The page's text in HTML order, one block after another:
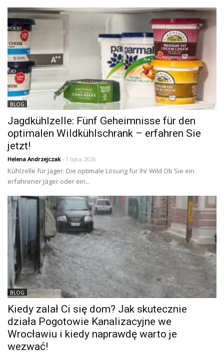
BLOG
Jagdkühlzelle: Fünf Geheimnisse für den
optimalen Wildkühlschrank – erfahren Sie
jetzt!
Helena Andrzejczak- 1 lipca, 2026
Kühlzelle für Jäger: Die optimale Lösung für Ihr Wild Ob Sie ein
erfahrener Jäger oder ein...
BLOG
Kiedy zalał Ci się dom? Jak skutecznie
działa Pogotowie Kanalizacyjne we
Wrocławiu i kiedy naprawdę warto je
wezwać!